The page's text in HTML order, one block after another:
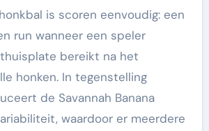
is scoren eenvoudig: een
run wanneer een speler
bereikt na het
honken. In tegenstelling
de Savannah Banana
waardoor er meerdere